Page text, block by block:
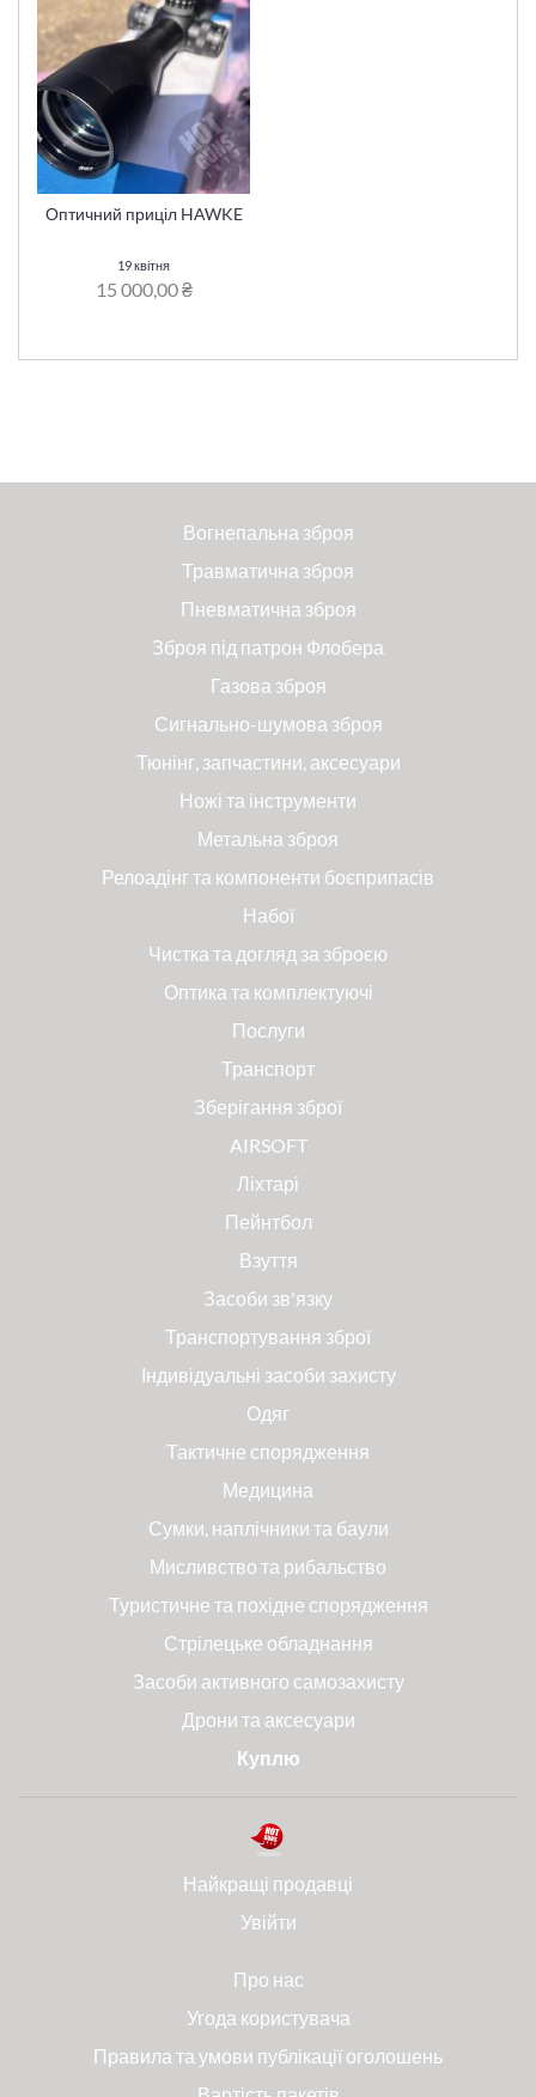
Оптичний приціл HAWKE
19 квітня
15 000,00 ₴
Вогнепальна зброя
Травматична зброя
Пневматична зброя
Зброя під патрон Флобера
Газова зброя
Сигнально-шумова зброя
Тюнінг, запчастини, аксесуари
Ножі та інструменти
Метальна зброя
Релоадінг та компоненти боєприпасів
Набої
Чистка та догляд за зброєю
Оптика та комплектуючі
Послуги
Транспорт
Зберігання зброї
AIRSOFT
Ліхтарі
Пейнтбол
Взуття
Засоби зв'язку
Транспортування зброї
Індивідуальні засоби захисту
Одяг
Тактичне спорядження
Медицина
Сумки, наплічники та баули
Мисливство та рибальство
Туристичне та похідне спорядження
Стрілецьке обладнання
Засоби активного самозахисту
Дрони та аксесуари
Куплю
Найкращі продавці
Увійти
Про нас
Угода користувача
Правила та умови публікації оголошень